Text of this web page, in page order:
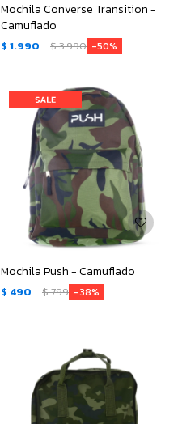
Mochila Converse Transition -
Camuflado
$ 1.990 $3.990 50
Mochila Push - Camuflado
$ 490 $799 38